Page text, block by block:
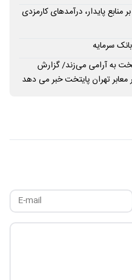
منابع پایدار، درآمدهای کارمزدی
سرمایه
به آرامی می‌زند/ گزارش
تهران پایتخت خبر می دهد